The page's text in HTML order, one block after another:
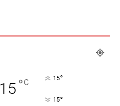
15 °C 15°
15°